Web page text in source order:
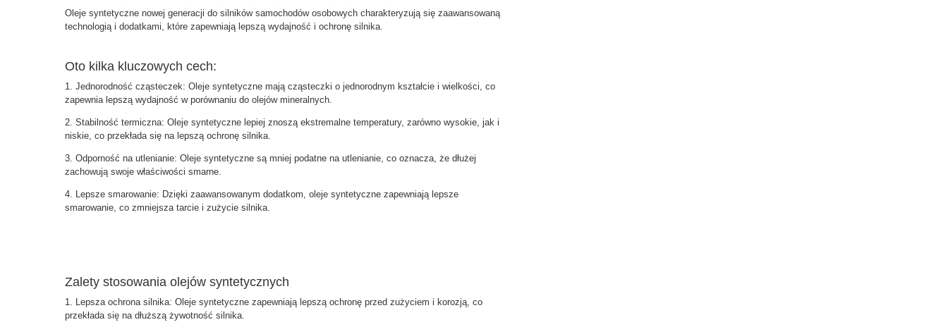
Oleje syntetyczne nowej generacji do silników samochodów osobowych charakteryzują się zaawansowaną
technologią i dodatkami, które zapewniają lepszą wydajność i ochronę silnika.
Oto kilka kluczowych cech:
1. Jednorodność cząsteczek: Oleje syntetyczne mają cząsteczki o jednorodnym kształcie i wielkości, co
zapewnia lepszą wydajność w porównaniu do olejów mineralnych.
2. Stabilność termiczna: Oleje syntetyczne lepiej znoszą ekstremalne temperatury, zarówno wysokie, jak i
niskie, co przekłada się na lepszą ochronę silnika.
3. Odporność na utlenianie: Oleje syntetyczne są mniej podatne na utlenianie, co oznacza, że dłużej
zachowują swoje właściwości smarne.
4. Lepsze smarowanie: Dzięki zaawansowanym dodatkom, oleje syntetyczne zapewniają lepsze
smarowanie, co zmniejsza tarcie i zużycie silnika.
Zalety stosowania olejów syntetycznych
1. Lepsza ochrona silnika: Oleje syntetyczne zapewniają lepszą ochronę przed zużyciem i korozją, co
przekłada się na dłuższą żywotność silnika.